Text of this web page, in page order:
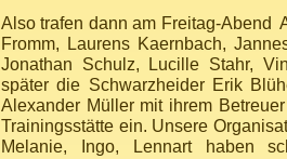
Also trafen dann am Freitag-Abend
Fromm, Laurens Kaernbach,
Jonathan Schulz, Lucille Stahr,
später die Schwarzheider Erik
Alexander Müller mit ihrem
Trainingsstätte ein. Unsere
Melanie, Ingo, Lennart haben